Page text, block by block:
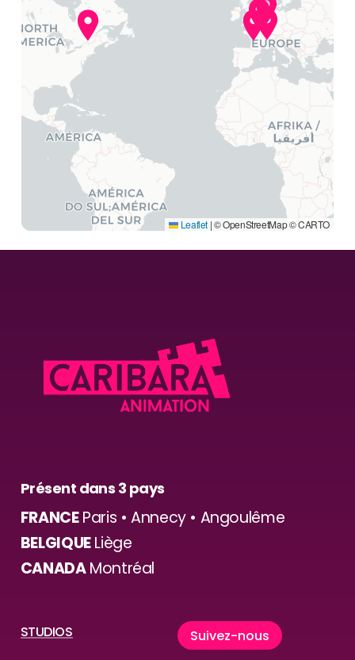
Leaflet |© OpenStreetMap © CARTO
Présent dans 3 pays
FRANCEParis • Annecy • Angoulême
BELGIQUELiège
CANADAMontréal
STUDIOS
Suivez-nous